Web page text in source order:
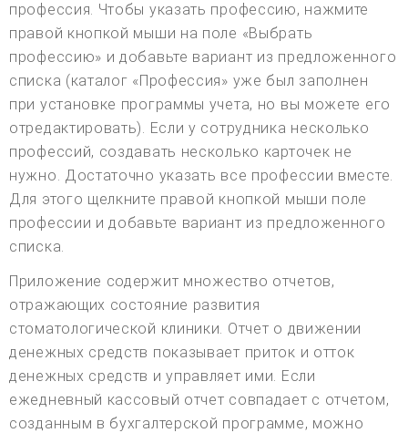
профессия. Чтобы указать профессию, нажмите
правой кнопкой мыши на поле «Выбрать
профессию» и добавьте вариант из предложенного
списка (каталог «Профессия» уже был заполнен
при установке программы учета, но вы можете его
отредактировать). Если у сотрудника несколько
профессий, создавать несколько карточек не
нужно. Достаточно указать все профессии вместе.
Для этого щелкните правой кнопкой мыши поле
профессии и добавьте вариант из предложенного
списка.
Приложение содержит множество отчетов,
отражающих состояние развития
стоматологической клиники. Отчет о движении
денежных средств показывает приток и отток
денежных средств и управляет ими. Если
ежедневный кассовый отчет совпадает с отчетом,
созданным в бухгалтерской программе, можно